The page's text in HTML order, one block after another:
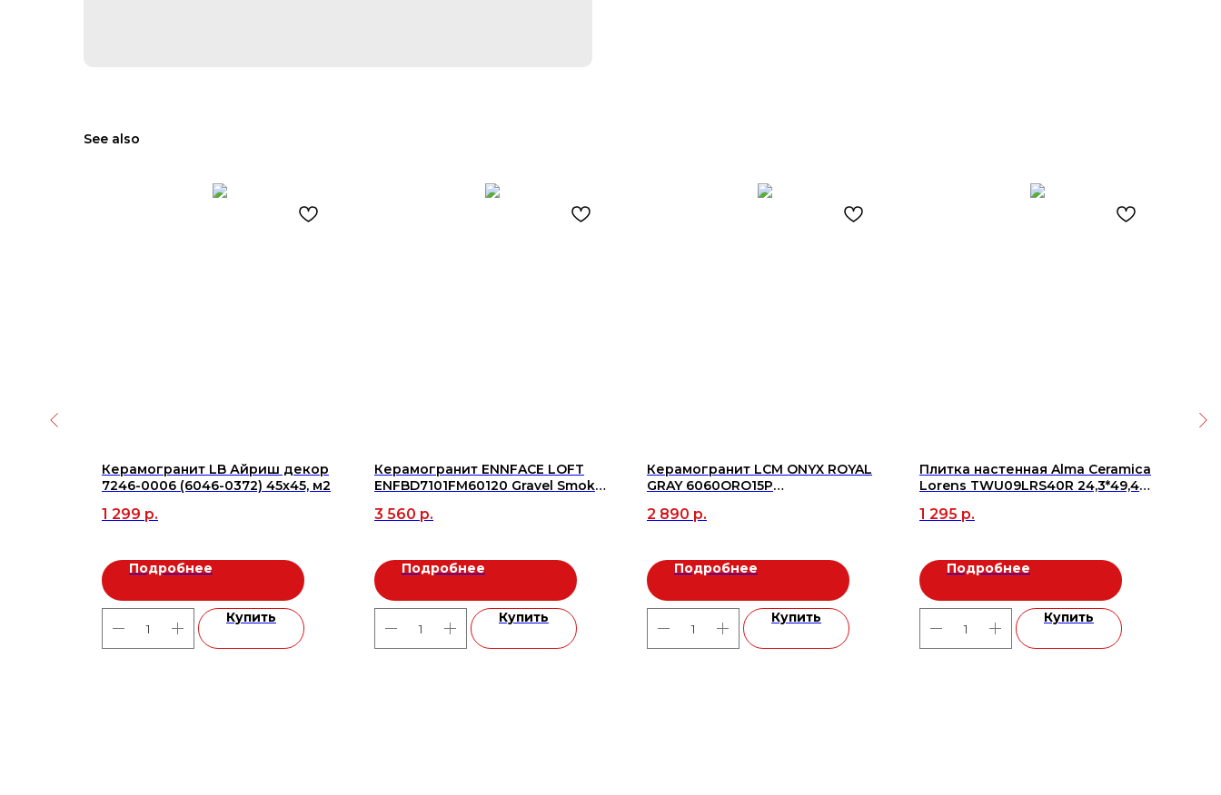
See also
Керамогранит LB Айриш декор
7246-0006 (6046-0372) 45х45, м2
1 299 р.
Подробнее
Купить
Керамогранит ENNFACE LOFT
ENFBD7101FM60120 Gravel Smoke
3 560 р.
Подробнее
Купить
Керамогранит LCM ONYX ROYAL
GRAY 6060ORO15P
2 890 р.
Подробнее
Купить
Плитка настенная Alma Ceramica
Lorens TWU09LRS40R 24,3*49,4
1 295 р.
Подробнее
Купить